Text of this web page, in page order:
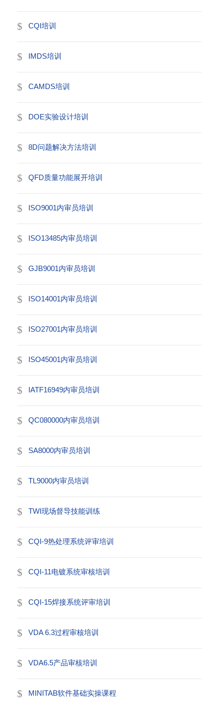
CQI培训
IMDS培训
CAMDS培训
DOE实验设计培训
8D问题解决方法培训
QFD质量功能展开培训
ISO9001内审员培训
ISO13485内审员培训
GJB9001内审员培训
ISO14001内审员培训
ISO27001内审员培训
ISO45001内审员培训
IATF16949内审员培训
QC080000内审员培训
SA8000内审员培训
TL9000内审员培训
TWI现场督导技能训练
CQI-9热处理系统评审培训
CQI-11电镀系统审核培训
CQI-15焊接系统评审培训
VDA 6.3过程审核培训
VDA6.5产品审核培训
MINITAB软件基础实操课程